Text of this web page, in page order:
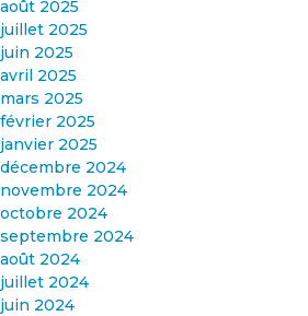
août 2025
juillet 2025
juin 2025
avril 2025
mars 2025
février 2025
janvier 2025
décembre 2024
novembre 2024
octobre 2024
septembre 2024
août 2024
juillet 2024
juin 2024